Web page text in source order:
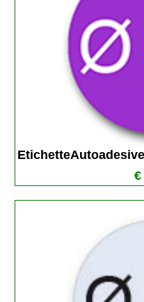
€